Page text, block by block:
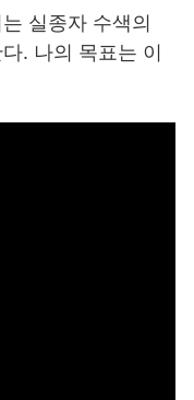
실종자 수색의
. 나의 목표는 이